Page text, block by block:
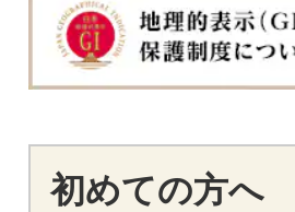
初めての方へ